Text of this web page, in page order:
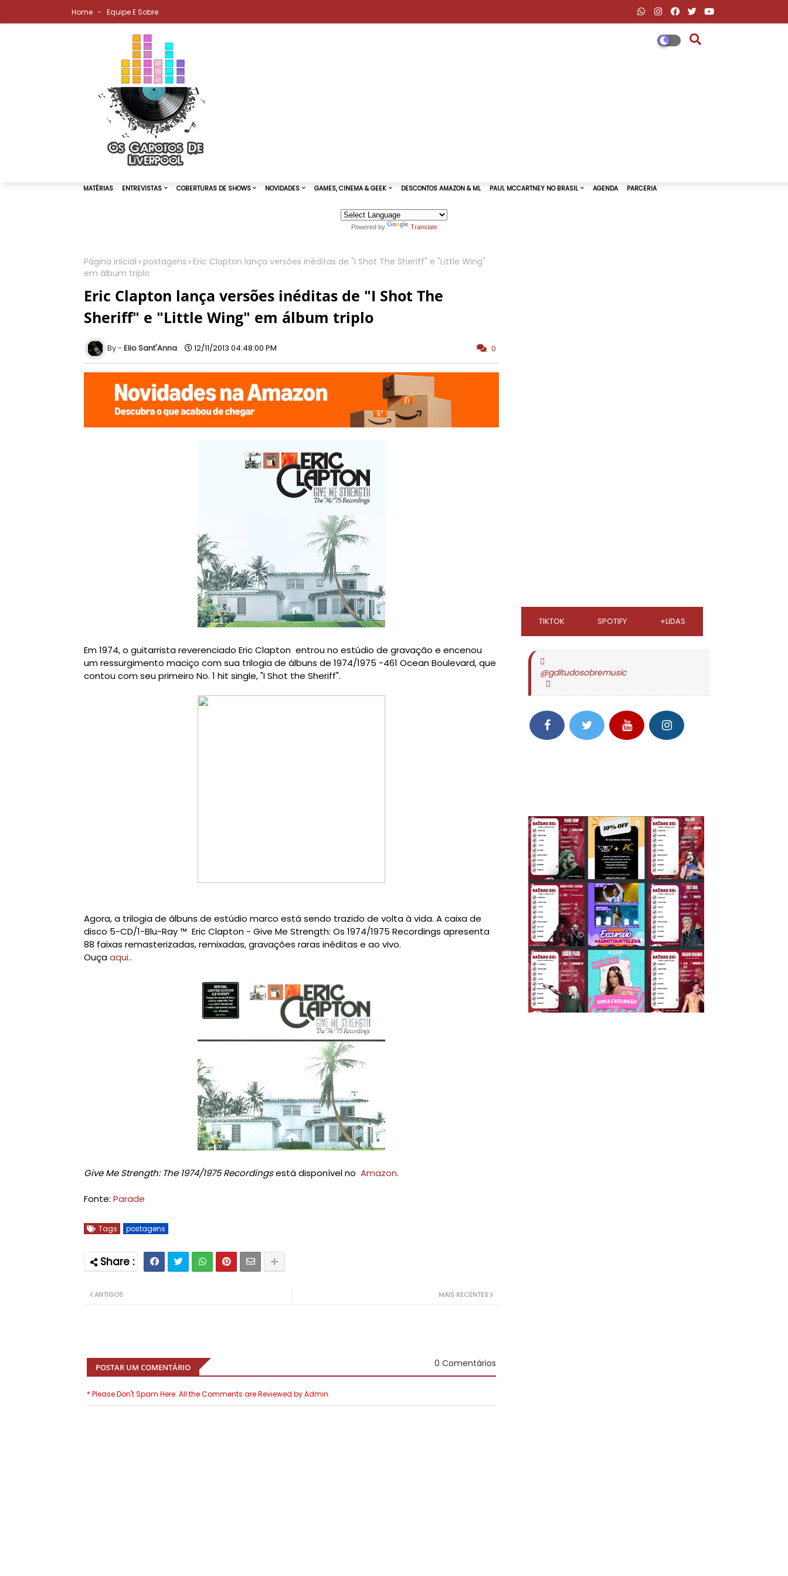
Home Equipe E Sobre
Powered by Translate
Página inicial postagens
Eric Clapton lança versões inéditas de "I Shot The Sheriff" e "Little Wing"
em álbum triplo
Eric Clapton lança versões inéditas de "I Shot The
Sheriff" e "Little Wing" em álbum triplo
Elio Sant'Anna 12/11/2013 04:48:00 PM 0
Em 1974, o guitarrista reverenciado Eric Clapton entrou no estúdio de gravação e encenou
umressurgimento maciço comsua trilogiade álbuns de 1974/1975 -461 Ocean Boulevard, que
contou comseu primeiro No. 1 hit single, "I Shot the Sheriff".
Agora,a trilogia de álbuns de estúdio marco está sendo trazido de volta à vida. A caixa de
disco 5-CD/1-Blu-Ray™ EricClapton - Give Me Strength: Os 1974/1975 Recordings apresenta
88 faixas remasterizadas,remixadas,gravações raras inéditas e ao vivo.
Ouçaaqui..
Give Me Strength: The 1974/1975 Recordingsestá disponível no Amazon.
Fonte: Parade
Tags postagens
MAIS RECENTES
ANTIGOS
POSTAR UM COMENTÁRIO 0 Comentários
* Please Don't Spam Here. All the Comments are Reviewed by Admin.
TIKTOK SPOTIFY +LIDAS
@gdltudosobremusic